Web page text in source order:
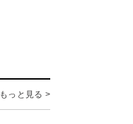
もっと見る >